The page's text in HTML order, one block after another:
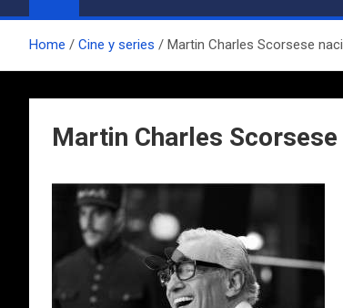
Home Cine y series Martin Charles Scorsese
Martin Charles